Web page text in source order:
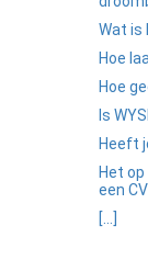
Wat is
Hoe
Hoe
Is
Heeft
Het
een
[...]